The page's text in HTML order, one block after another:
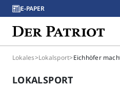
E-PAPER
Lokales>Lokalsport>
LOKALSPORT